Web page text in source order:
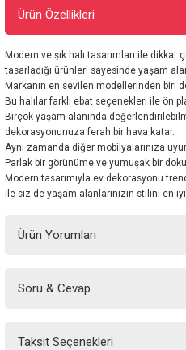
Ürün Özellikleri
Modern ve şık halı tasarımları ile
tasarladığı ürünleri sayesinde yaşam
Markanın en sevilen modellerinden biri
Bu halılar farklı ebat seçenekleri ile ön
Birçok yaşam alanında
dekorasyonunuza ferah bir hava katar.
Aynı zamanda diğer mobilyalarınıza
Parlak bir görünüme ve yumuşak bir
Modern tasarımıyla ev dekorasyonu
ile siz de yaşam alanlarınızın stilini en
Ürün Yorumları
Soru & Cevap
Taksit Seçenekleri